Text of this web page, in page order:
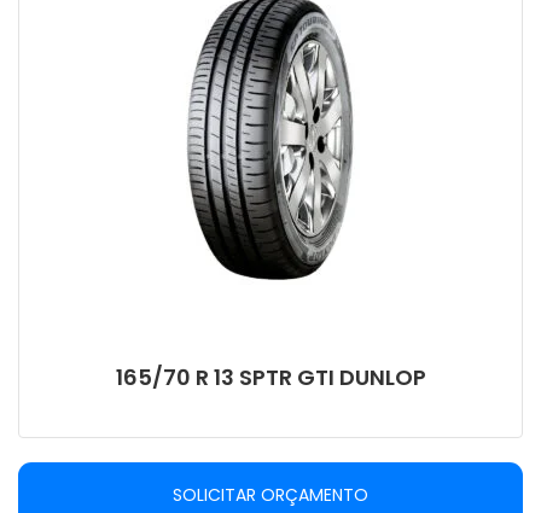
165/70 R 13 SPTR GTI DUNLOP
SOLICITAR ORÇAMENTO